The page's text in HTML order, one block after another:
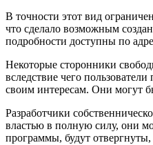
В точности этот вид
что сделало возможным
подробности доступны по
Некоторые сторонники
вследствие чего
своим интересам. Они могут
Разработчики
властью в полную силу, они
программы, будут